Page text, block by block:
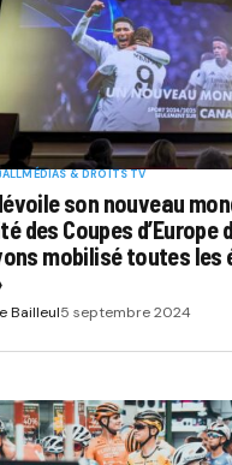
MÉDIAS & DROITS TV
son nouveau
des Coupes d’Europe
mobilisé toutes les
Bailleul5 septembre 2024